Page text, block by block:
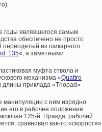
годы являвшегося самым
обеспечено не просто
переодетый из шикарного
135«, а заметными
муфта ствола и
механизма «Quattro
длины приклада «Triopad»
манипуляции с ним изрядно
его в рабочее положение
125-й. Правда, рабочий
сравнивал как-то «скоростя»